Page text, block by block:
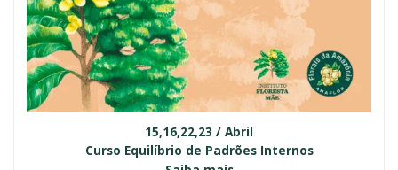
15,16,22,23 / Abril
Curso Equilíbrio de Padrões Internos